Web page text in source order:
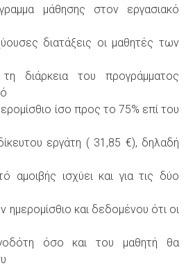
μάθησης στον εργασιακό
διατάξεις οι μαθητές των
διάρκεια του προγράμματος
ίσο προς το 75% επί του
εργάτη ( 31,85 €), δηλαδή
ισχύει και για τις δύο
και δεδομένου ότι οι
όσο και του μαθητή θα